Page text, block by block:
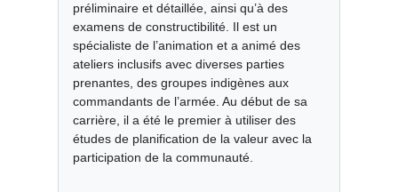
préliminaire et détaillée, ainsi qu’à des
examens de constructibilité. Il est un
spécialiste de l’animation et a animé des
ateliers inclusifs avec diverses parties
prenantes, des groupes indigènes aux
commandants de l’armée. Au début de sa
carrière, il a été le premier à utiliser des
études de planification de la valeur avec la
participation de la communauté.